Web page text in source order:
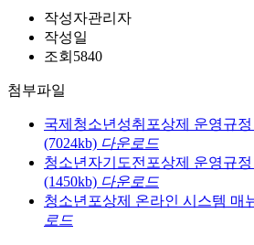
작성자관리자
작성일
조회 5840
첨부파일
국제청소년성취포상제 운영규
(7024kb) 다운로드
청소년자기도전포상제 운영규
(1450kb) 다운로드
청소년포상제 온라인 시스템 매
로드